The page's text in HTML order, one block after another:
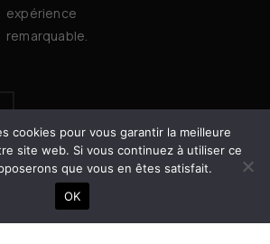
AJOUTER AU PANIER
expérience
remarquable.
& Beauté. Tous droits réservés. | Site
Vertex
cookies pour vous garantir la meilleure
site web. Si vous continuez à utiliser ce
que vous en êtes satisfait.
OK